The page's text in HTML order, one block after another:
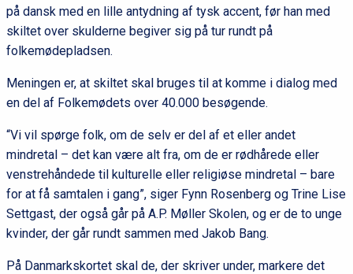
på dansk med en lille antydning af tysk accent, før han med
skiltet over skulderne begiver sig på tur rundt på
folkemødepladsen.
Meningen er, at skiltet skal bruges til at komme i dialog med
en del af Folkemødets over 40.000 besøgende.
“Vi vil spørge folk, om de selv er del af et eller andet
mindretal – det kan være alt fra, om de er rødhårede eller
venstrehåndede til kulturelle eller religiøse mindretal – bare
for at få samtalen i gang”, siger Fynn Rosenberg og Trine Lise
Settgast, der også går på A.P. Møller Skolen, og er de to unge
kvinder, der går rundt sammen med Jakob Bang.
På Danmarkskortet skal de, der skriver under, markere det